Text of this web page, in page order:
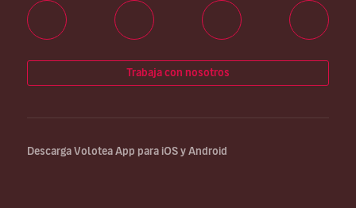
Trabaja con nosotros
Descarga Volotea App para iOS y Android